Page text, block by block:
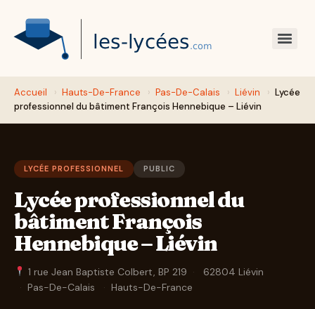
Accueil › Hauts-De-France › Pas-De-Calais › Liévin › Lycée
professionnel du bâtiment François Hennebique – Liévin
LYCÉE PROFESSIONNEL PUBLIC
Lycée professionnel du
bâtiment François
Hennebique – Liévin
1 rue Jean Baptiste Colbert, BP 219 ·
62804 Liévin
· Pas-De-Calais · Hauts-De-France